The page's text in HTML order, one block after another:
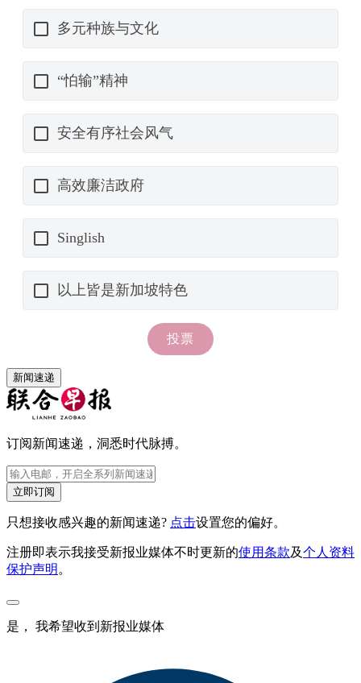
新闻速递
订阅新闻速递，洞悉时代脉搏。
立即订阅
只想接收感兴趣的新闻速递? 点击设置您的偏好。
注册即表示我接受新报业媒体不时更新的使用条款及个人资料
保护声明。
是， 我希望收到新报业媒体